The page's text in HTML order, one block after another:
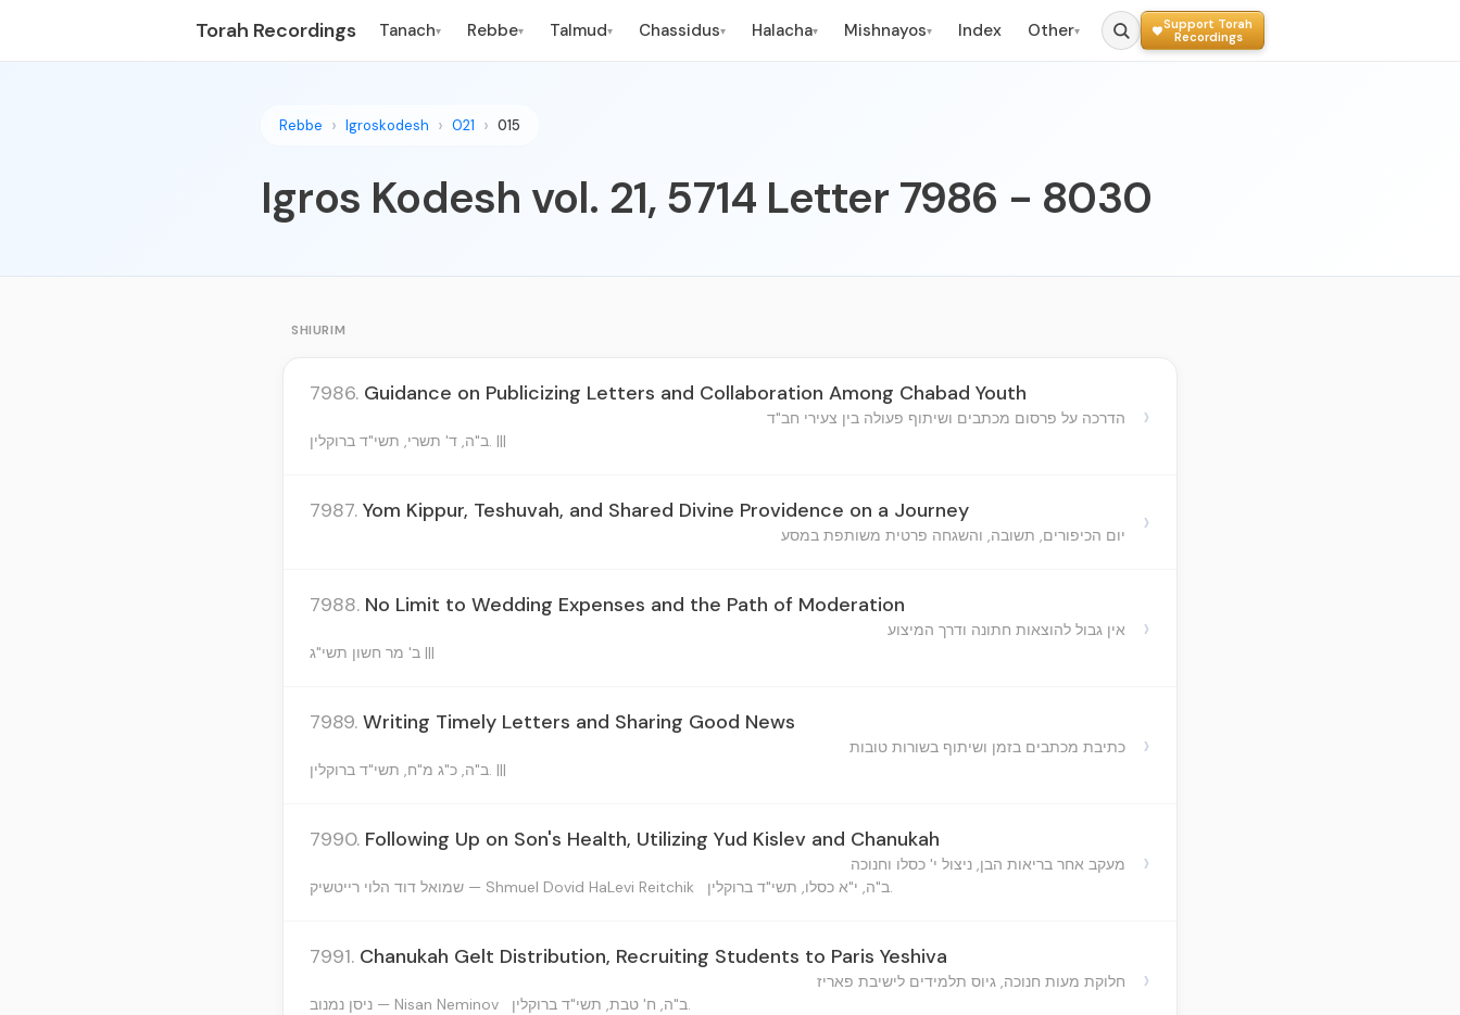
Torah Recordings Tanach▾ Rebbe▾ Talmud▾ Chassidus▾ Halacha▾ Mishnayos▾ Index Other▾
Support Torah
Recordings
Rebbe Igroskodesh 021 015
Igros Kodesh vol. 21, 5714 Letter 7986 - 8030
SHIURIM
7986. Guidance on Publicizing Letters and Collaboration Among Chabad Youth
הדרכה על פרסום מכתבים ושיתוף פעולה בין צעירי חב"ד
ב"ה, ד' תשרי, תשי"ד ברוקלין. |||
›
7987. Yom Kippur, Teshuvah, and Shared Divine Providence on a Journey
יום הכיפורים, תשובה, והשגחה פרטית משותפת במסע ›
7988. No Limit to Wedding Expenses and the Path of Moderation
אין גבול להוצאות חתונה ודרך המיצוע
ב' מר חשון תשי"ג |||
›
7989. Writing Timely Letters and Sharing Good News
כתיבת מכתבים בזמן ושיתוף בשורות טובות
ב"ה, כ"ג מ"ח, תשי"ד ברוקלין. |||
›
7990. Following Up on Son's Health, Utilizing Yud Kislev and Chanukah
מעקב אחר בריאות הבן, ניצול י' כסלו וחנוכה
שמואל דוד הלוי רייטשיק — Shmuel Dovid HaLevi Reitchik
ב"ה, י"א כסלו, תשי"ד ברוקלין.
›
7991. Chanukah Gelt Distribution, Recruiting Students to Paris Yeshiva
חלוקת מעות חנוכה, גיוס תלמידים לישיבת פאריז
ניסן נמנוב — Nisan Neminov
ב"ה, ח' טבת, תשי"ד ברוקלין.
›